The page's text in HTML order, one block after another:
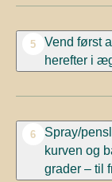
5
Vend først
herefter i
6
Spray/
kurven og
grader – til